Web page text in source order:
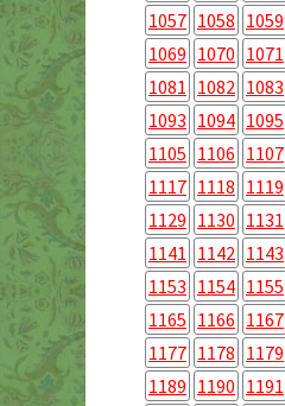
1057 1058 1059
1069 1070 1071
1081 1082 1083
1093 1094 1095
1105 1106 1107
1117 1118 1119
1129 1130 1131
1141 1142 1143
1153 1154 1155
1165 1166 1167
1177 1178 1179
1189 1190 1191